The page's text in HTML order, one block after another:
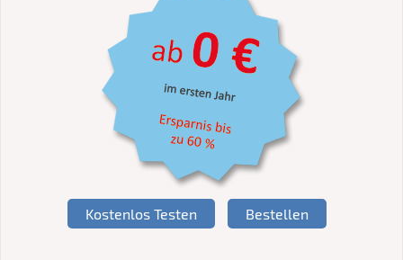
Kostenlos Testen Bestellen